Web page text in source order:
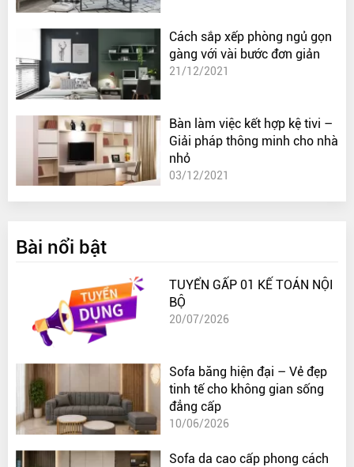
Cách sắp xếp phòng ngủ gọn
gàng với vài bước đơn giản
21/12/2021
Bàn làm việc kết hợp kệ tivi –
Giải pháp thông minh cho nhà
nhỏ
03/12/2021
Bài nổi bật
TUYỂN GẤP 01 KẾ TOÁN NỘI
BỘ
20/07/2026
Sofa băng hiện đại – Vẻ đẹp
tinh tế cho không gian sống
đẳng cấp
10/06/2026
Sofa da cao cấp phong cách